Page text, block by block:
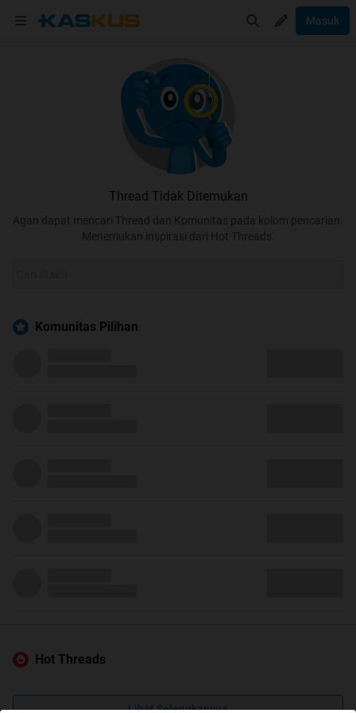
Masuk
Thread Tidak Ditemukan
Agan dapat mencari Thread dan Komunitas pada kolom pencarian.
Menemukan inspirasi dari Hot Threads.
Komunitas Pilihan
Hot Threads
Lihat Selengkapnya